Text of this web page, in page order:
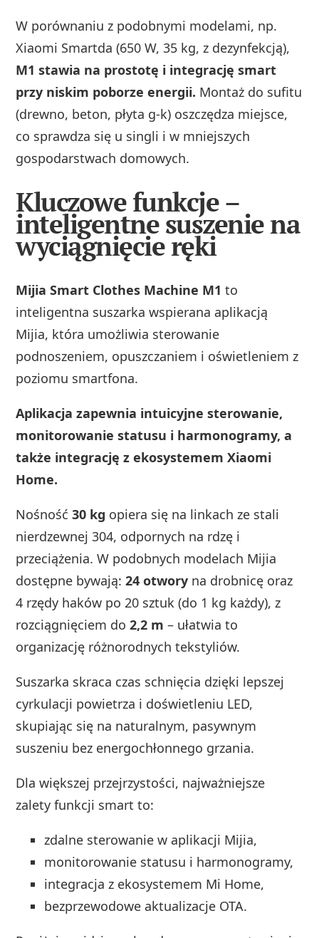
W porównaniu z podobnymi modelami, np.
Xiaomi Smartda (650 W, 35 kg, z dezynfekcją),
M1 stawia na prostotę i integrację smart
przy niskim poborze energii. Montaż do sufitu
(drewno, beton, płyta g-k) oszczędza miejsce,
co sprawdza się u singli i w mniejszych
gospodarstwach domowych.
Kluczowe funkcje –
inteligentne suszenie na
wyciągnięcie ręki
Mijia Smart Clothes Machine M1 to
inteligentna suszarka wspierana aplikacją
Mijia, która umożliwia sterowanie
podnoszeniem, opuszczaniem i oświetleniem z
poziomu smartfona.
Aplikacja zapewnia intuicyjne sterowanie,
monitorowanie statusu i harmonogramy, a
także integrację z ekosystemem Xiaomi
Home.
Nośność30 kg opiera się na linkach ze stali
nierdzewnej 304, odpornych na rdzę i
przeciążenia. W podobnych modelach Mijia
dostępne bywają:24 otwory na drobnicę oraz
4 rzędy haków po 20 sztuk (do 1 kg każdy), z
rozciągnięciem do2,2 m – ułatwia to
organizację różnorodnych tekstyliów.
Suszarka skraca czas schnięcia dzięki lepszej
cyrkulacji powietrza i doświetleniu LED,
skupiając się na naturalnym, pasywnym
suszeniu bez energochłonnego grzania.
Dla większej przejrzystości, najważniejsze
zalety funkcji smart to:
zdalne sterowanie w aplikacji Mijia,
monitorowanie statusu i harmonogramy,
integracja z ekosystemem Mi Home,
bezprzewodowe aktualizacje OTA.